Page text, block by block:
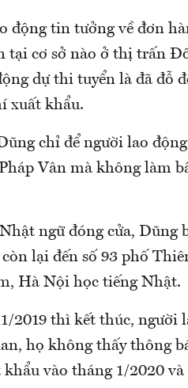
động tin tưởng về đơn
tại cơ sở nào ở thị trấn
dự thi tuyển là đã đỗ
xuất khẩu.
chỉ để người lao
Vân mà không làm
ngữ đóng cửa, Dũng
lại đến số 93 phố
Hà Nội học tiếng Nhật.
2019 thì kết thúc, người
họ không thấy thông
vào tháng 1/2020